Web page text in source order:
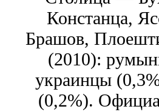
Констанца,
Брашов,
(2010):
украинцы
(0,2%).